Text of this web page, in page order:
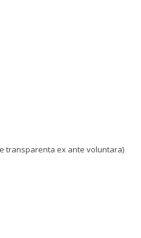
transparenta ex ante voluntara)